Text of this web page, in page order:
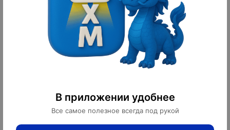
В приложении удобнее
Все самое полезное всегда под рукой
Настенный светильник ELLAN,
420 ¥ 5 880 ₽